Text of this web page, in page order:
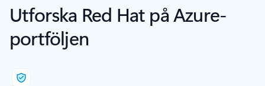
Utforska Red Hat på Azure-
portföljen